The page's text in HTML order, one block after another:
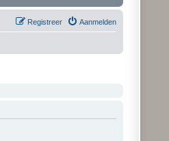
Aanmelden
Registreer